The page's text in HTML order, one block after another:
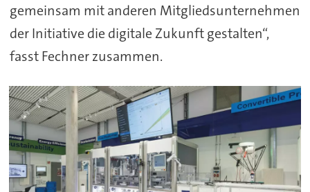
gemeinsam mit anderen Mitgliedsunternehmen
der Initiative die digitale Zukunft gestalten“,
fasst Fechner zusammen.